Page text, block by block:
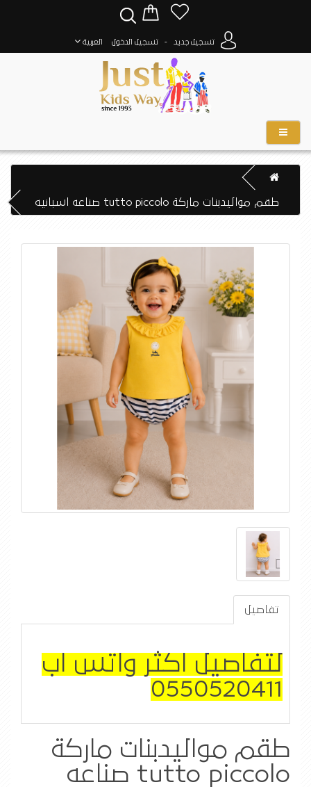
تسجيل جديد - تسجيل الدخول العربية
طقم مواليدبنات ماركة tutto piccolo صناعه اسبانيه
تفاصيل
لتفاصيل اكثر واتس اب
0550520411
طقم مواليدبنات ماركة
tutto piccolo صناعه